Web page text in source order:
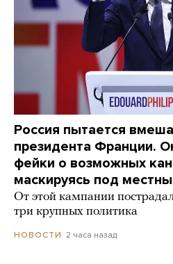
Россия пытается
президента Франции.
фейки о возможных
маскируясь под
От этой кампании
три крупных политика
НОВОСТИ 2 часа назад